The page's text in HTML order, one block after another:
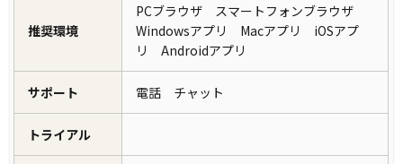
推奨環境
PCブラウザ スマートフォンブラウザ
Windowsアプリ Macアプリ iOSアプ
リ Androidアプリ
サポート 電話 チャット
トライアル